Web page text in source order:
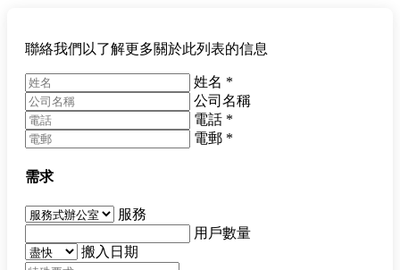
聯絡我們以了解更多關於此列表的信息
姓名 *
公司名稱
電話 *
電郵 *
需求
服務
用戶數量
搬入日期